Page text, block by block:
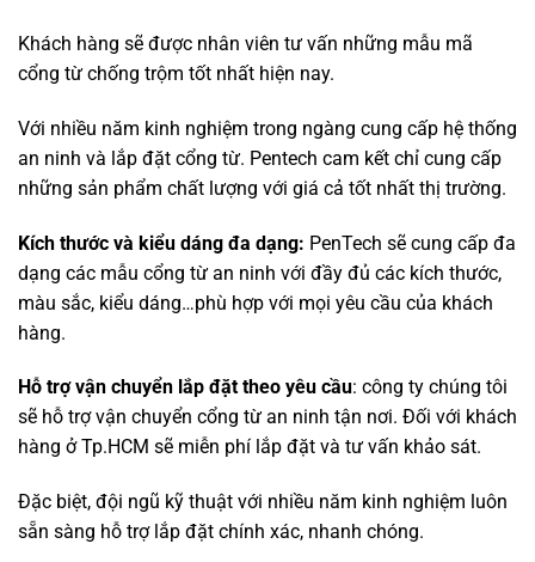
Khách hàng sẽ được nhân viên tư vấn những mẫu mã
cổng từ chống trộm tốt nhất hiện nay.
Với nhiều năm kinh nghiệm trong ngàng cung cấp hệ thống
an ninh và lắp đặt cổng từ. Pentech cam kết chỉ cung cấp
những sản phẩm chất lượng với giá cả tốt nhất thị trường.
Kích thước và kiểu dáng đa dạng: PenTech sẽ cung cấp đa
dạng các mẫu cổng từ an ninh với đầy đủ các kích thước,
màu sắc, kiểu dáng…phù hợp với mọi yêu cầu của khách
hàng.
Hỗ trợ vận chuyển lắp đặt theo yêu cầu: công ty chúng tôi
sẽ hỗ trợ vận chuyển cổng từ an ninh tận nơi. Đối với khách
hàng ở Tp.HCM sẽ miễn phí lắp đặt và tư vấn khảo sát.
Đặc biệt, đội ngũ kỹ thuật với nhiều năm kinh nghiệm luôn
sẵn sàng hỗ trợ lắp đặt chính xác, nhanh chóng.